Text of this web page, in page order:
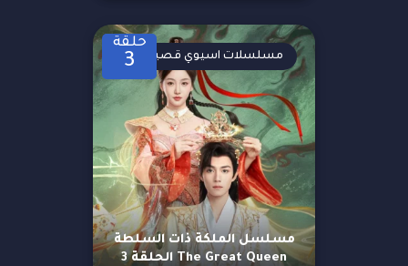
حلقة
3
مسلسل الملكة ذات السلطة
The Great Queen الحلقة 3
مسلسلات اسيوي قصيرة